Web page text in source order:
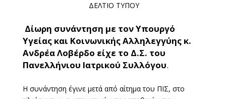
ΔΕΛΤΙΟ ΤΥΠΟΥ
Δίωρη συνάντηση με τον Υπουργό
Υγείας και Κοινωνικής Αλληλεγγύης κ.
Ανδρέα Λοβέρδο είχε το Δ.Σ. του
Πανελλήνιου Ιατρικού Συλλόγου.
Η συνάντηση έγινε μετά από αίτημα του ΠΙΣ, στο